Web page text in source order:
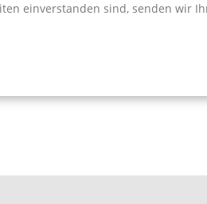
einverstanden sind, senden wir